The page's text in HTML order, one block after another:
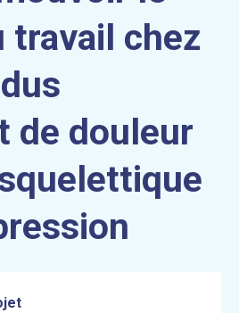
travail chez
de douleur